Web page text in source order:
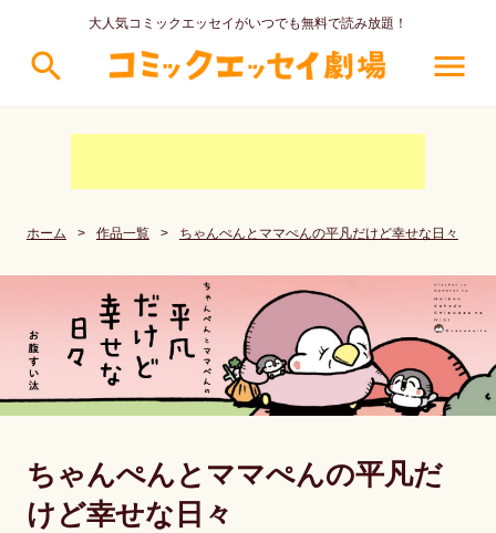
大人気コミックエッセイがいつでも無料で読み放題！
search menu
ホーム > 作品一覧 > ちゃんぺんとママぺんの平凡だけど幸せな日々
ちゃんぺんとママぺんの平凡だ
けど幸せな日々